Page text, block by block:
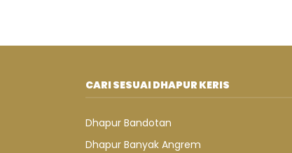
CARI SESUAI DHAPUR KERIS
Dhapur Bandotan
Dhapur Banyak Angrem